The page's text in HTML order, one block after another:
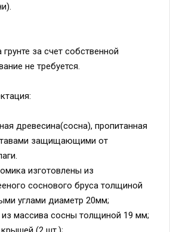
за счет собственной
не требуется.
древесина(сосна), пропитанная
защищающими от
изготовлены из
соснового бруса толщиной
углами диаметр 20мм;
массива сосны толщиной 19 мм;